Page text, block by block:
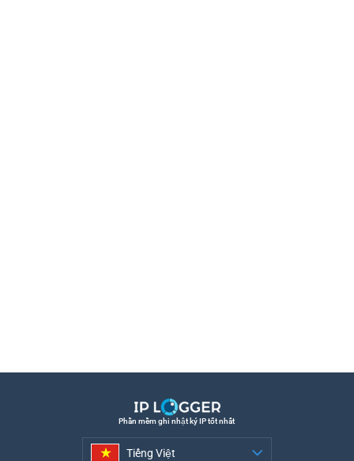
Phần mềm ghi nhật ký IP tốt nhất
Tiếng Việt